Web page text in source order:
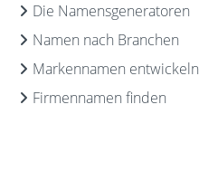
Die Namensgeneratoren
Namen nach Branchen
Markennamen entwickeln
Firmennamen finden